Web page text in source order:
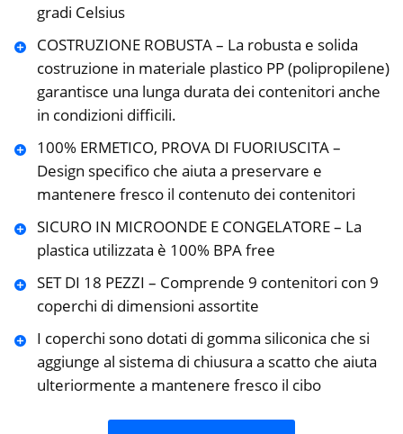
gradi Celsius
COSTRUZIONE ROBUSTA – La robusta e solida
costruzione in materiale plastico PP (polipropilene)
garantisce una lunga durata dei contenitori anche
in condizioni difficili.
100% ERMETICO, PROVA DI FUORIUSCITA –
Design specifico che aiuta a preservare e
mantenere fresco il contenuto dei contenitori
SICURO IN MICROONDE E CONGELATORE – La
plastica utilizzata è 100% BPA free
SET DI 18 PEZZI – Comprende 9 contenitori con 9
coperchi di dimensioni assortite
I coperchi sono dotati di gomma siliconica che si
aggiunge al sistema di chiusura a scatto che aiuta
ulteriormente a mantenere fresco il cibo